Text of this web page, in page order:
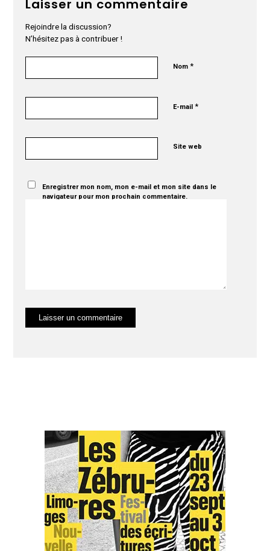
Laisser un commentaire
Rejoindre la discussion?
N’hésitez pas à contribuer !
Nom*
E-mail*
Site web
Enregistrer mon nom, mon e-mail et mon site dans le
navigateur pour mon prochain commentaire.